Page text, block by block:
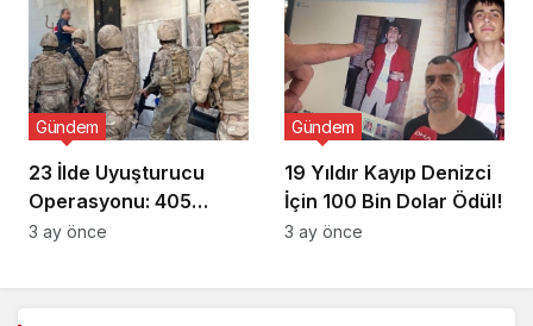
23 İlde Uyuşturucu
Operasyonu: 405
Gözaltı!
Gündem
3 ay önce
19 Yıldır Kayıp Denizci
İçin 100 Bin Dolar Ödül!
Gündem
3 ay önce